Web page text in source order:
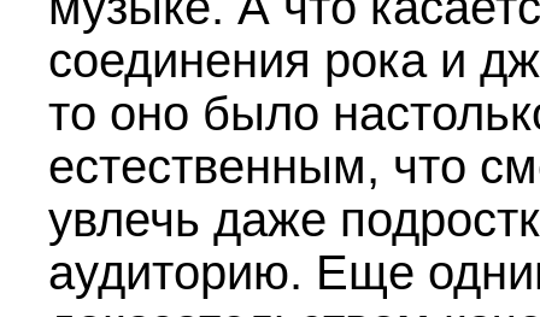
соединения рока и
то оно было
естественным, что
увлечь даже
аудиторию. Еще